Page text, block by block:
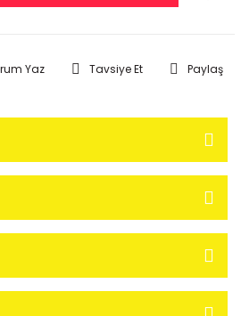
Yaz Tavsiye Et Paylaş